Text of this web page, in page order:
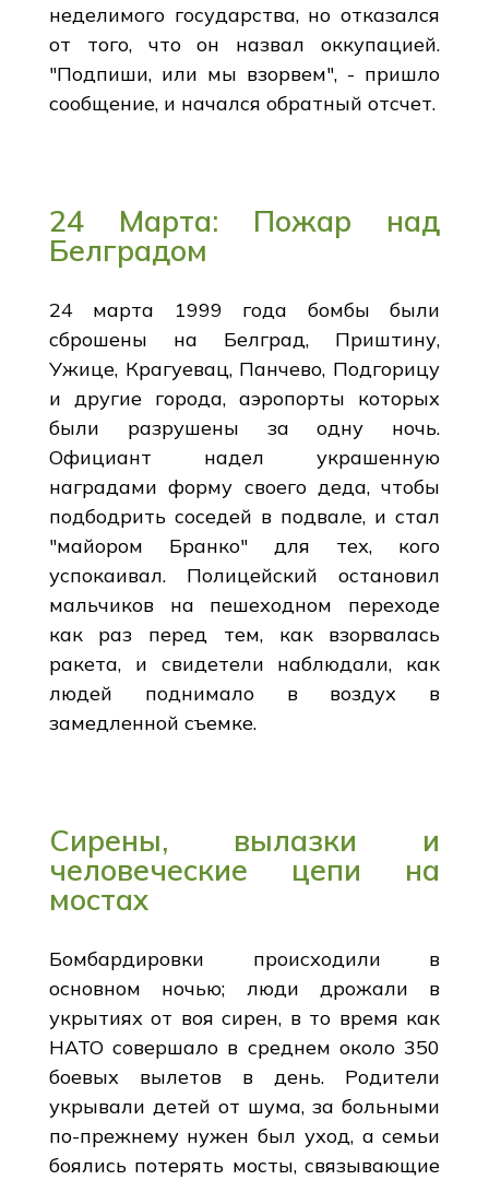
неделимого государства, но отказался
от того, что он назвал оккупацией.
"Подпиши, или мы взорвем", - пришло
сообщение, и начался обратный отсчет.
24 Марта: Пожар над
Белградом
24 марта 1999 года бомбы были
сброшены на Белград, Приштину,
Ужице, Крагуевац, Панчево, Подгорицу
и другие города, аэропорты которых
были разрушены за одну ночь.
Официант надел украшенную
наградами форму своего деда, чтобы
подбодрить соседей в подвале, и стал
"майором Бранко" для тех, кого
успокаивал. Полицейский остановил
мальчиков на пешеходном переходе
как раз перед тем, как взорвалась
ракета, и свидетели наблюдали, как
людей поднимало в воздух в
замедленной съемке.
Сирены, вылазки и
человеческие цепи на
мостах
Бомбардировки происходили в
основном ночью; люди дрожали в
укрытиях от воя сирен, в то время как
НАТО совершало в среднем около 350
боевых вылетов в день. Родители
укрывали детей от шума, за больными
по-прежнему нужен был уход, а семьи
боялись потерять мосты, связывающие